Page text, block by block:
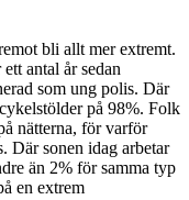
bli allt mer extremt.
antal år sedan
som ung polis. Där
på 98%. Folk
nätterna, för varför
Där sonen idag arbetar
än 2% för samma typ
en extrem